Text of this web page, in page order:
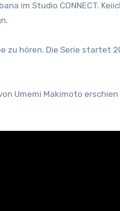
im Studio CONNECT.
zu hören. Die Serie startet
Umemi Makimoto erschien